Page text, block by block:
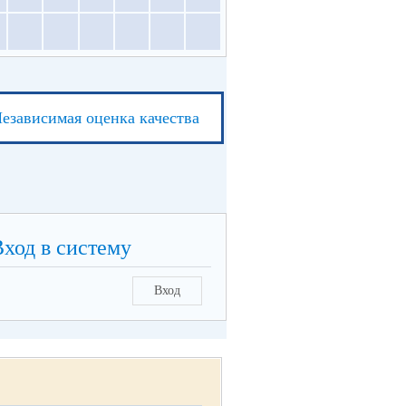
оценка качества
в систему
Вход